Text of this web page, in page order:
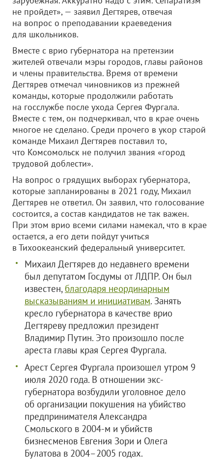
не пройдет», — заявил Дегтярев, отвечая
на вопрос о преподавании краеведения
для школьников.
Вместе с врио губернатора на претензии
жителей отвечали мэры городов, главы районов
и члены правительства. Время от времени
Дегтярев отмечал чиновников из прежней
команды, которые продолжили работать
на госслужбе после ухода Сергея Фургала.
Вместе с тем, он подчеркивал, что в крае очень
многое не сделано. Среди прочего в укор старой
команде Михаил Дегтярев поставил то,
что Комсомольск не получил звания «город
трудовой доблести».
На вопрос о грядущих выборах губернатора,
которые запланированы в 2021 году, Михаил
Дегтярев не ответил. Он заявил, что голосование
состоится, а состав кандидатов не так важен.
При этом врио всеми силами намекал, что в крае
остается, а его дети пойдут учиться
в Тихоокеанский федеральный университет.
Михаил Дегтярев до недавнего времени
был депутатом Госдумы от ЛДПР. Он был
известен, благодаря неординарным
высказываниям и инициативам. Занять
кресло губернатора в качестве врио
Дегтяреву предложил президент
Владимир Путин. Это произошло после
ареста главы края Сергея Фургала.
Арест Сергея Фургала произошел утром 9
июля 2020 года. В отношении экс-
губернатора возбудили уголовное дело
об организации покушения на убийство
предпринимателя Александра
Смольского в 2004-м и убийств
бизнесменов Евгения Зори и Олега
Булатова в 2004–2005 годах.